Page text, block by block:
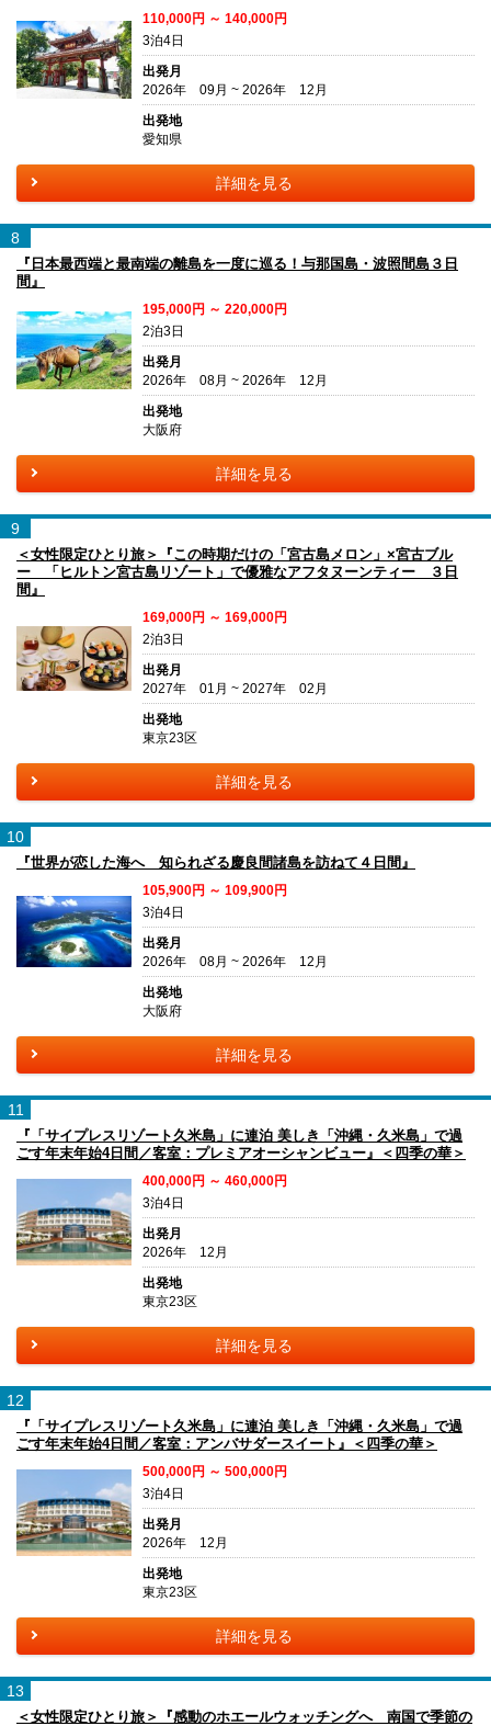
110,000円 ～ 140,000円
3泊4日
出発月
2026年 09月 ~ 2026年 12月
出発地
愛知県
詳細を見る
8
『日本最西端と最南端の離島を一度に巡る！与那国島・波照間島３日
間』
195,000円 ～ 220,000円
2泊3日
出発月
2026年 08月 ~ 2026年 12月
出発地
大阪府
詳細を見る
9
＜女性限定ひとり旅＞『この時期だけの「宮古島メロン」×宮古ブル
ー 「ヒルトン宮古島リゾート」で優雅なアフタヌーンティー ３日
間』
169,000円 ～ 169,000円
2泊3日
出発月
2027年 01月 ~ 2027年 02月
出発地
東京23区
詳細を見る
10
『世界が恋した海へ 知られざる慶良間諸島を訪ねて４日間』
105,900円 ～ 109,900円
3泊4日
出発月
2026年 08月 ~ 2026年 12月
出発地
大阪府
詳細を見る
11
『「サイプレスリゾート久米島」に連泊 美しき「沖縄・久米島」で過
ごす年末年始4日間／客室：プレミアオーシャンビュー』＜四季の華＞
400,000円 ～ 460,000円
3泊4日
出発月
2026年 12月
出発地
東京23区
詳細を見る
12
『「サイプレスリゾート久米島」に連泊 美しき「沖縄・久米島」で過
ごす年末年始4日間／客室：アンバサダースイート』＜四季の華＞
500,000円 ～ 500,000円
3泊4日
出発月
2026年 12月
出発地
東京23区
詳細を見る
13
＜女性限定ひとり旅＞『感動のホエールウォッチングへ 南国で季節の